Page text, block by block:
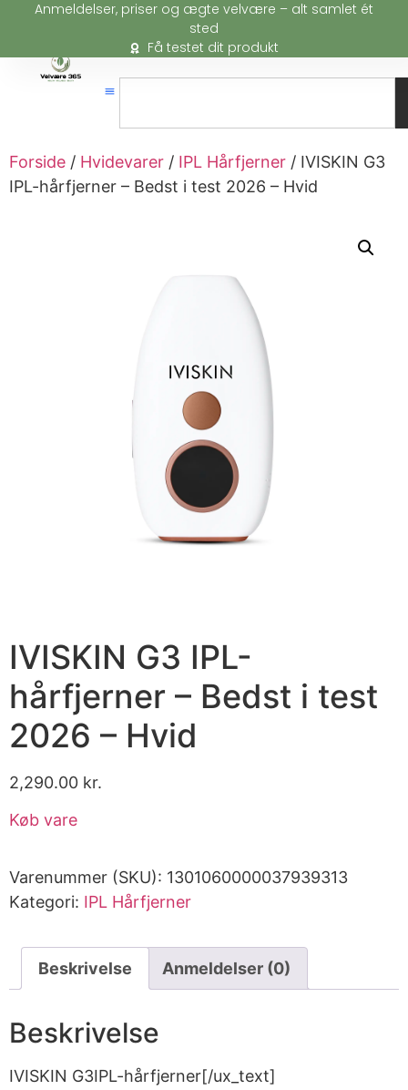
Anmeldelser, priser og ægte velvære – alt samlet ét
sted
Få testet dit produkt
Forside / Hvidevarer / IPL Hårfjerner / IVISKIN G3
IPL-hårfjerner – Bedst i test 2026 – Hvid
IVISKIN G3 IPL-
hårfjerner – Bedst i test
2026 – Hvid
2,290.00 kr.
Køb vare
Varenummer (SKU): 1301060000037939313
Kategori: IPL Hårfjerner
Beskrivelse Anmeldelser (0)
Beskrivelse
IVISKIN G3IPL-hårfjerner[/ux_text]